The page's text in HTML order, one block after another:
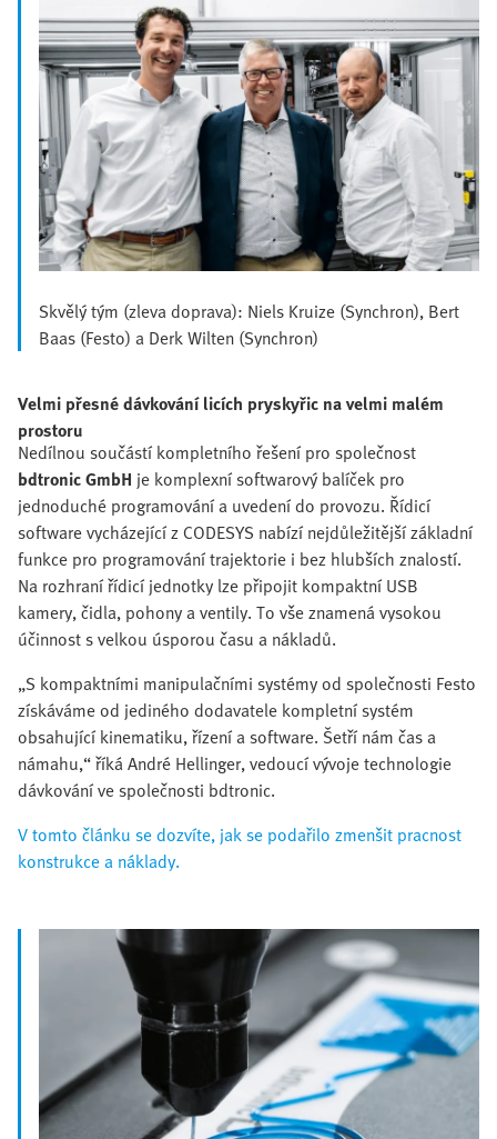
Skvělý tým (zleva doprava): Niels Kruize (Synchron), Bert
Baas (Festo) a Derk Wilten (Synchron)
Velmi přesné dávkování licích pryskyřic na velmi malém
prostoru
Nedílnou součástí kompletního řešení pro společnost
bdtronic GmbH je komplexní softwarový balíček pro
jednoduché programování a uvedení do provozu. Řídicí
software vycházející z CODESYS nabízí nejdůležitější základní
funkce pro programování trajektorie i bez hlubších znalostí.
Na rozhraní řídicí jednotky lze připojit kompaktní USB
kamery, čidla, pohony a ventily. To vše znamená vysokou
účinnost s velkou úsporou času a nákladů.
„S kompaktními manipulačními systémy od společnosti Festo
získáváme od jediného dodavatele kompletní systém
obsahující kinematiku, řízení a software. Šetří nám čas a
námahu,“ říká André Hellinger, vedoucí vývoje technologie
dávkování ve společnosti bdtronic.
V tomto článku se dozvíte, jak se podařilo zmenšit pracnost
konstrukce a náklady.